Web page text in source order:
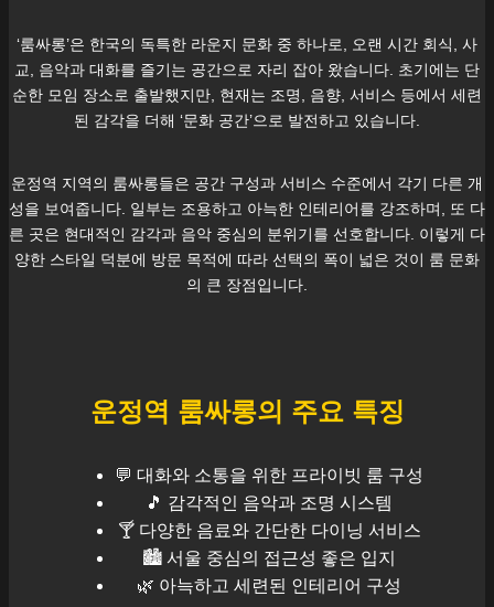
‘룸싸롱’은 한국의 독특한 라운지 문화 중 하나로, 오랜 시간 회식, 사
교, 음악과 대화를 즐기는 공간으로 자리 잡아 왔습니다. 초기에는 단
순한 모임 장소로 출발했지만, 현재는 조명, 음향, 서비스 등에서 세련
된 감각을 더해 ‘문화 공간’으로 발전하고 있습니다.
운정역 지역의 룸싸롱들은 공간 구성과 서비스 수준에서 각기 다른 개
성을 보여줍니다. 일부는 조용하고 아늑한 인테리어를 강조하며, 또 다
른 곳은 현대적인 감각과 음악 중심의 분위기를 선호합니다. 이렇게 다
양한 스타일 덕분에 방문 목적에 따라 선택의 폭이 넓은 것이 룸 문화
의 큰 장점입니다.
운정역 룸싸롱의 주요 특징
💬 대화와 소통을 위한 프라이빗 룸 구성
🎵 감각적인 음악과 조명 시스템
🍸 다양한 음료와 간단한 다이닝 서비스
🏙️ 서울 중심의 접근성 좋은 입지
🌿 아늑하고 세련된 인테리어 구성